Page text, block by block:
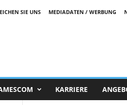
SIE UNS MEDIADATEN / WERBUNG
KARRIERE